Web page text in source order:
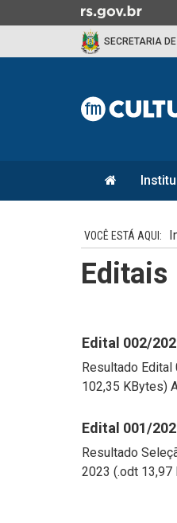
para
a
SECRETARIA
Editais
Edital 002/
Resultado Edital
102,35 KBytes)
Edital 001/
Resultado
2023 (.odt 13,97